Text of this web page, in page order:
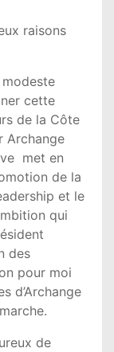
raisons
modeste
cette
de la Côte
Archange
met en
de la
et le
qui
des
pour moi
d’Archange
de